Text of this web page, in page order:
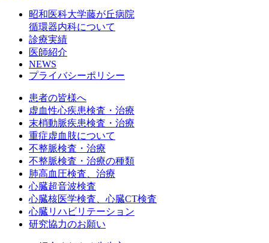
昭和医科大学藤が丘病院
循環器内科について
診療実績
医師紹介
NEWS
プライバシーポリシー
患者の皆様へ
虚血性心疾患検査・治療
末梢動脈疾患検査・治療
重症虚血肢について
不整脈検査・治療
不整脈検査・治療の種類
肺高血圧検査、治療
心臓超音波検査
心臓核医学検査、心臓CT検査
心臓リハビリテーション
研究協力のお願い